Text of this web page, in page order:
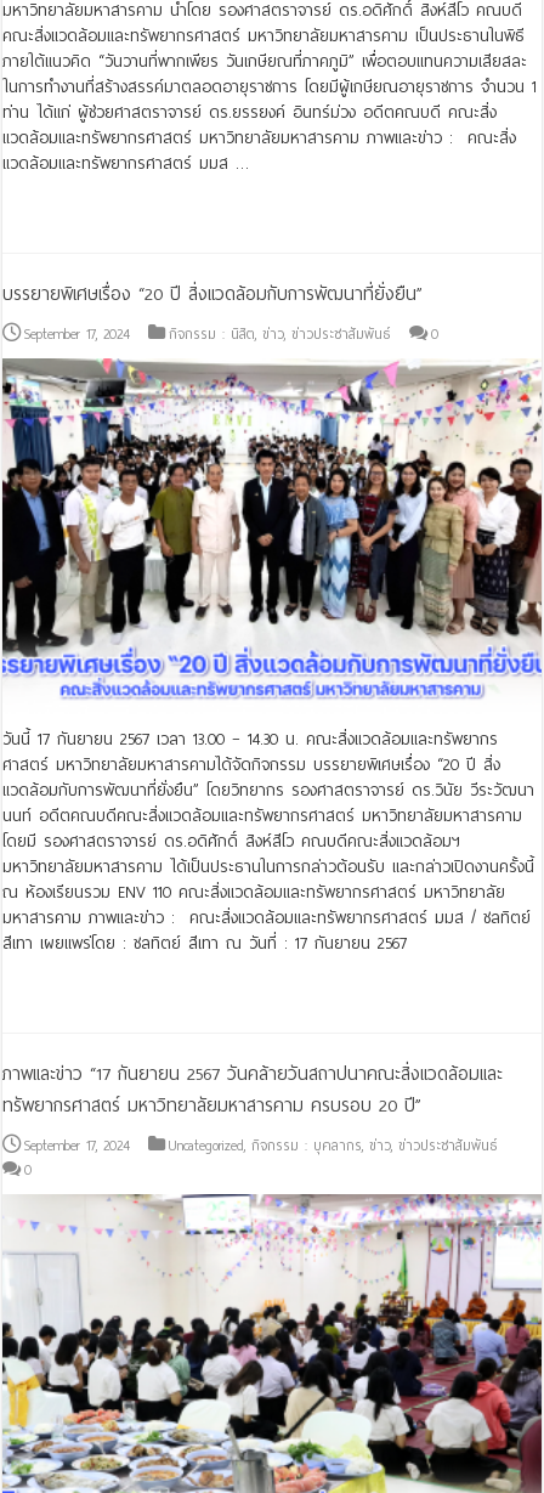
มหาวิทยาลัยมหาสารคาม นำโดย รองศาสตราจารย์ ดร.อดิศักดิ์ สิงห์สีโว คณบดี
คณะสิ่งแวดล้อมและทรัพยากรศาสตร์ มหาวิทยาลัยมหาสารคาม เป็นประธานในพิธี
ภายใต้แนวคิด “วันวานที่พากเพียร วันเกษียณที่ภาคภูมิ” เพื่อตอบแทนความเสียสละ
ในการทำงานที่สร้างสรรค์มาตลอดอายุราชการ โดยมีผู้เกษียณอายุราชการ จำนวน 1
ท่าน ได้แก่ ผู้ช่วยศาสตราจารย์ ดร.ยรรยงค์ อินทร์ม่วง อดีตคณบดี คณะสิ่ง
แวดล้อมและทรัพยากรศาสตร์ มหาวิทยาลัยมหาสารคาม ภาพและข่าว : คณะสิ่ง
แวดล้อมและทรัพยากรศาสตร์ มมส …
บรรยายพิเศษเรื่อง “20 ปี สิ่งแวดล้อมกับการพัฒนาที่ยั่งยืน”
September 17, 2024 กิจกรรม : นิสิต,ข่าว,ข่าวประชาสัมพันธ์ 0
วันนี้ 17 กันยายน 2567 เวลา 13.00 – 14.30 น. คณะสิ่งแวดล้อมและทรัพยากร
ศาสตร์ มหาวิทยาลัยมหาสารคามได้จัดกิจกรรม บรรยายพิเศษเรื่อง “20 ปี สิ่ง
แวดล้อมกับการพัฒนาที่ยั่งยืน” โดยวิทยากร รองศาสตราจารย์ ดร.วินัย วีระวัฒนา
นนท์ อดีตคณบดีคณะสิ่งแวดล้อมและทรัพยากรศาสตร์ มหาวิทยาลัยมหาสารคาม
โดยมี รองศาสตราจารย์ ดร.อดิศักดิ์ สิงห์สีโว คณบดีคณะสิ่งแวดล้อมฯ
มหาวิทยาลัยมหาสารคาม ได้เป็นประธานในการกล่าวต้อนรับ และกล่าวเปิดงานครั้งนี้
ณ ห้องเรียนรวม ENV 110 คณะสิ่งแวดล้อมและทรัพยากรศาสตร์ มหาวิทยาลัย
มหาสารคาม ภาพและข่าว : คณะสิ่งแวดล้อมและทรัพยากรศาสตร์ มมส / ชลทิตย์
สีเทา เผยแพร่โดย : ชลทิตย์ สีเทา ณ วันที่ : 17 กันยายน 2567
ภาพและข่าว “17 กันยายน 2567 วันคล้ายวันสถาปนาคณะสิ่งแวดล้อมและ
ทรัพยากรศาสตร์ มหาวิทยาลัยมหาสารคาม ครบรอบ 20 ปี”
September 17, 2024 Uncategorized,กิจกรรม : บุคลากร,ข่าว,ข่าวประชาสัมพันธ์
0